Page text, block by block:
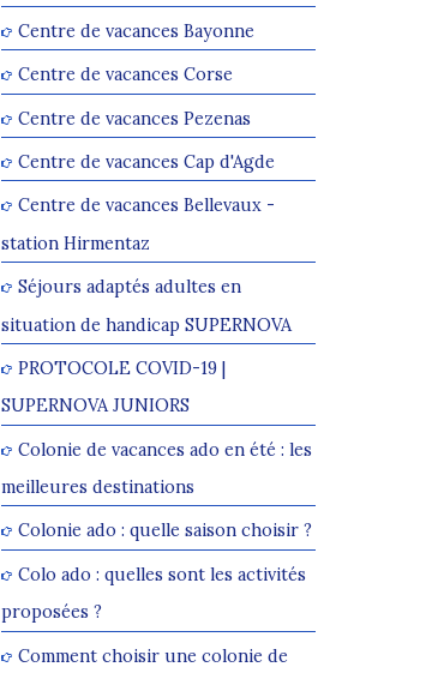
Centre de vacances Bayonne
Centre de vacances Corse
Centre de vacances Pezenas
Centre de vacances Cap d'Agde
Centre de vacances Bellevaux -
station Hirmentaz
Séjours adaptés adultes en
situation de handicap SUPERNOVA
PROTOCOLE COVID-19 |
SUPERNOVA JUNIORS
Colonie de vacances ado en été : les
meilleures destinations
Colonie ado : quelle saison choisir ?
Colo ado : quelles sont les activités
proposées ?
Comment choisir une colonie de